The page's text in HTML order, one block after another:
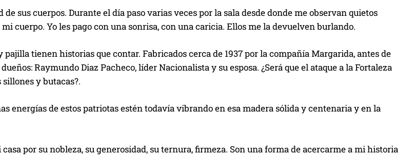
a
e
de sus cuerpos. Durante el día paso varias veces por la sala desde donde me observan quietos
cuerpo. Yo les pago con una sonrisa, con una caricia. Ellos me la devuelven burlando.
pajilla tienen historias que contar. Fabricados cerca de 1937 por la compañía Margarida, antes de
Raymundo Diaz Pacheco, líder Nacionalista y su esposa. ¿Será que el ataque a la Fortaleza
y butacas?.
energías de estos patriotas estén todavía vibrando en esa madera sólida y centenaria y en la
por su nobleza, su generosidad, su ternura, firmeza. Son una forma de acercarme a mi historia